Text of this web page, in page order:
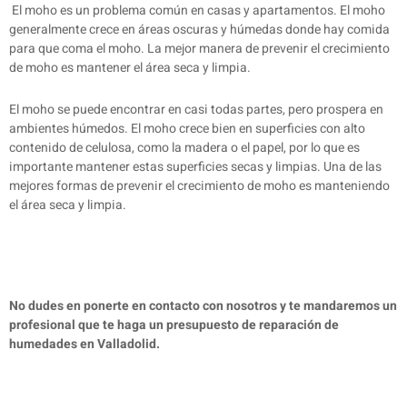
El moho es un problema común en casas y apartamentos. El moho
generalmente crece en áreas oscuras y húmedas donde hay comida
para que coma el moho. La mejor manera de prevenir el crecimiento
de moho es mantener el área seca y limpia.
El moho se puede encontrar en casi todas partes, pero prospera en
ambientes húmedos. El moho crece bien en superficies con alto
contenido de celulosa, como la madera o el papel, por lo que es
importante mantener estas superficies secas y limpias. Una de las
mejores formas de prevenir el crecimiento de moho es manteniendo
el área seca y limpia.
No dudes en ponerte en contacto con nosotros y te mandaremos un
profesional que te haga un presupuesto de reparación de
humedades en Valladolid.